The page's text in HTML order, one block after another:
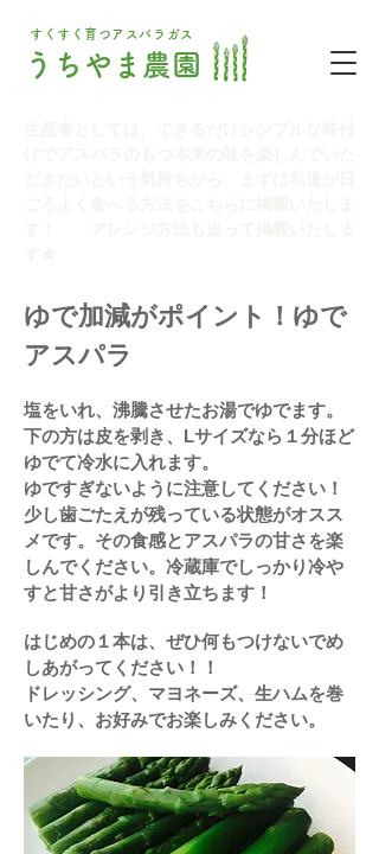
すくすく育つアスパラガス
うちやま農園
ゆで加減がポイント！ゆで
アスパラ
塩をいれ、沸騰させたお湯でゆでます。
下の方は皮を剥き、Lサイズなら１分ほど
ゆでて冷水に入れます。
ゆですぎないように注意してください！
少し歯ごたえが残っている状態がオスス
メです。その食感とアスパラの甘さを楽
しんでください。 ​冷蔵庫でしっかり冷や
すと甘さがより引き立ちます！
​はじめの１本は、ぜひ何もつけないでめ
しあがってください！！
​ドレッシング、マヨネーズ、生ハムを巻
いたり、お好みでお楽しみください。